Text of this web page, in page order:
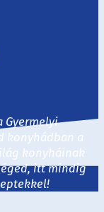
Gyermelyi
konyhádban a
konyháinak
itt mindig